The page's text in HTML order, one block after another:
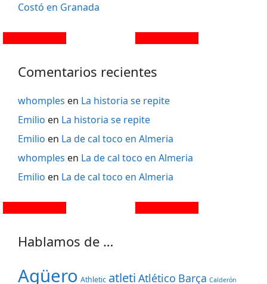
Costó en Granada
Comentarios recientes
whomples en La historia se repite
Emilio en La historia se repite
Emilio en La de cal toco en Almeria
whomples en La de cal toco en Almeria
Emilio en La de cal toco en Almeria
Hablamos de …
Agüero Athletic atleti Atlético Barça Calderón